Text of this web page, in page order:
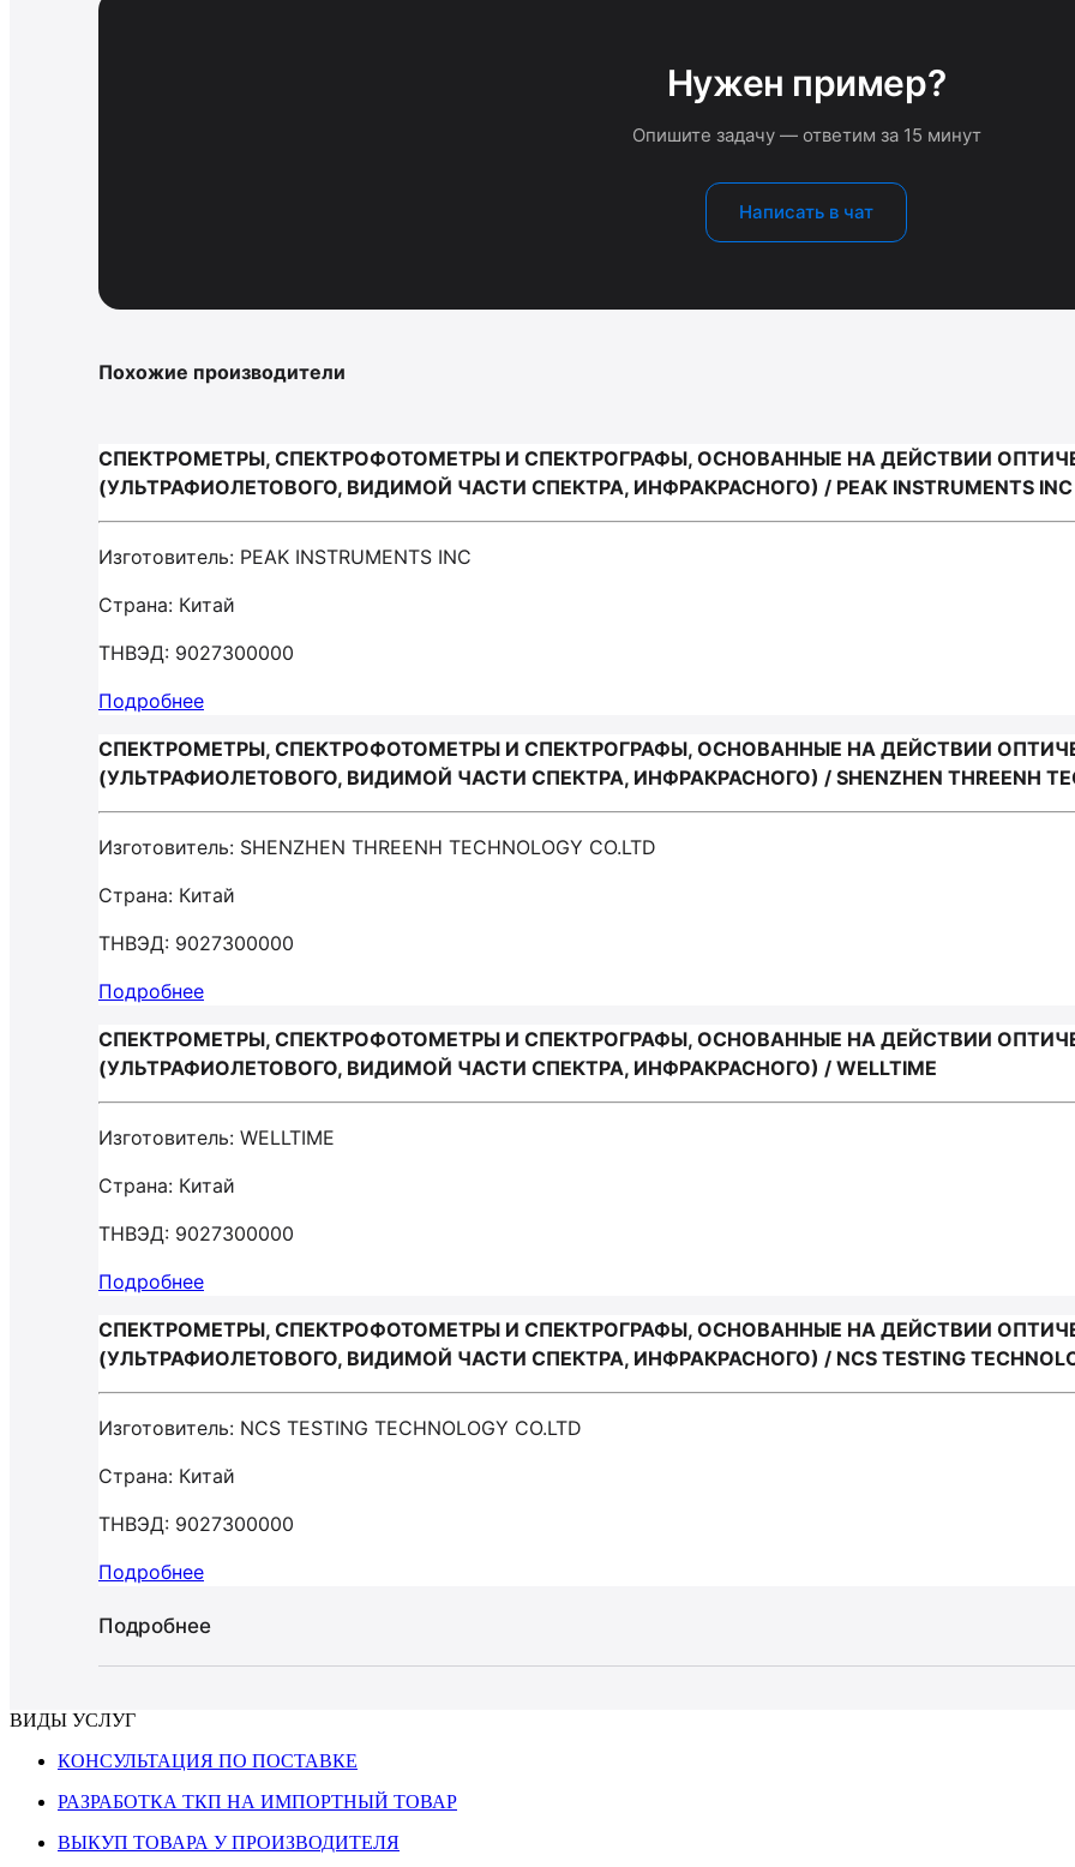
Нужен пример?
Опишите задачу — ответим за 15 минут
Написать в чат
Похожие производители
СПЕКТРОМЕТРЫ, СПЕКТРОФОТОМЕТРЫ И СПЕКТРОГРАФЫ, ОСНОВАННЫЕ НА ДЕЙСТВИИ
(УЛЬТРАФИОЛЕТОВОГО, ВИДИМОЙ ЧАСТИ СПЕКТРА, ИНФРАКРАСНОГО) / PEAK INSTRUMENTS INC
Изготовитель: PEAK INSTRUMENTS INC
Страна: Китай
ТНВЭД: 9027300000
Подробнее
СПЕКТРОМЕТРЫ, СПЕКТРОФОТОМЕТРЫ И СПЕКТРОГРАФЫ, ОСНОВАННЫЕ НА ДЕЙСТВИИ
(УЛЬТРАФИОЛЕТОВОГО, ВИДИМОЙ ЧАСТИ СПЕКТРА, ИНФРАКРАСНОГО) / SHENZHEN THREENH
Изготовитель: SHENZHEN THREENH TECHNOLOGY CO.LTD
Страна: Китай
ТНВЭД: 9027300000
Подробнее
СПЕКТРОМЕТРЫ, СПЕКТРОФОТОМЕТРЫ И СПЕКТРОГРАФЫ, ОСНОВАННЫЕ НА ДЕЙСТВИИ
(УЛЬТРАФИОЛЕТОВОГО, ВИДИМОЙ ЧАСТИ СПЕКТРА, ИНФРАКРАСНОГО) / WELLTIME
Изготовитель: WELLTIME
Страна: Китай
ТНВЭД: 9027300000
Подробнее
СПЕКТРОМЕТРЫ, СПЕКТРОФОТОМЕТРЫ И СПЕКТРОГРАФЫ, ОСНОВАННЫЕ НА ДЕЙСТВИИ
(УЛЬТРАФИОЛЕТОВОГО, ВИДИМОЙ ЧАСТИ СПЕКТРА, ИНФРАКРАСНОГО) / NCS TESTING
Изготовитель: NCS TESTING TECHNOLOGY CO.LTD
Страна: Китай
ТНВЭД: 9027300000
Подробнее
Подробнее
ВИДЫ УСЛУГ
КОНСУЛЬТАЦИЯ ПО ПОСТАВКЕ
РАЗРАБОТКА ТКП НА ИМПОРТНЫЙ ТОВАР
ВЫКУП ТОВАРА У ПРОИЗВОДИТЕЛЯ